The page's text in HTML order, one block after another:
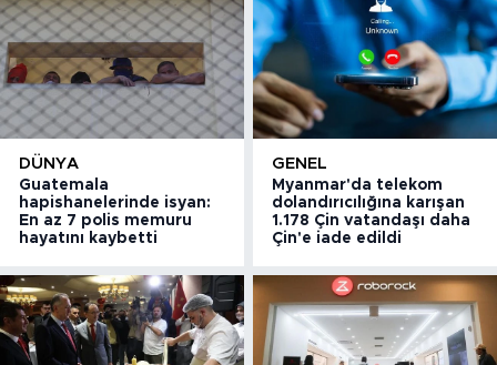
DÜNYA
Guatemala
hapishanelerinde isyan:
En az 7 polis memuru
hayatını kaybetti
GENEL
Myanmar'da telekom
dolandırıcılığına karışan
1.178 Çin vatandaşı daha
Çin'e iade edildi